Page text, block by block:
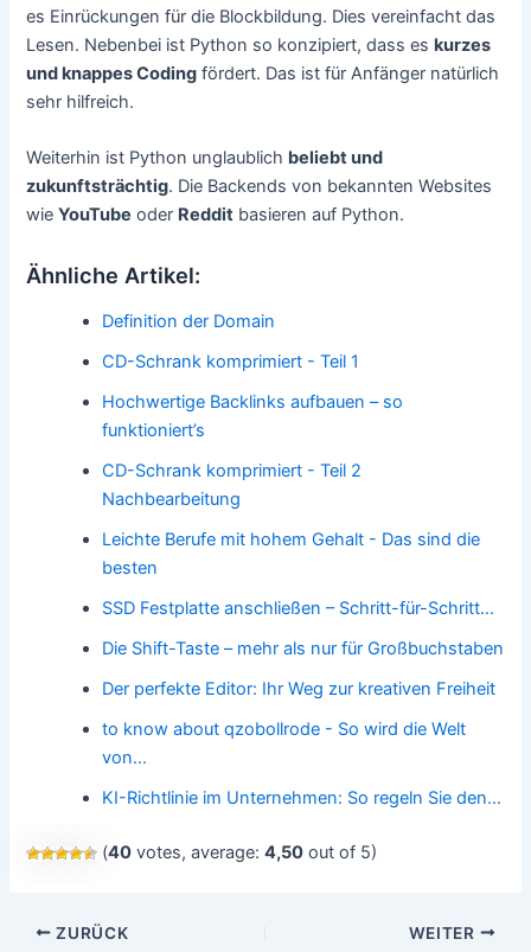
es Einrückungen für die Blockbildung. Dies vereinfacht das
Lesen. Nebenbei ist Python so konzipiert, dass eskurzes
und knappes Coding fördert. Das ist für Anfänger natürlich
sehr hilfreich.
Weiterhin ist Python unglaublich beliebt und
zukunftsträchtig. Die Backends von bekannten Websites
wieYouTube oder Reddit basieren auf Python.
Ähnliche Artikel:
Definition der Domain
CD-Schrank komprimiert - Teil 1
Hochwertige Backlinks aufbauen – so
funktioniert’s
CD-Schrank komprimiert - Teil 2
Nachbearbeitung
Leichte Berufe mit hohem Gehalt - Das sind die
besten
SSD Festplatte anschließen – Schritt-für-Schritt…
Die Shift-Taste – mehr als nur für Großbuchstaben
Der perfekte Editor: Ihr Weg zur kreativen Freiheit
to know about qzobollrode - So wird die Welt
von…
KI-Richtlinie im Unternehmen: So regeln Sie den…
(40 votes, average:4,50 out of 5)
Beitragsnavigation
ZURÜCK WEITER